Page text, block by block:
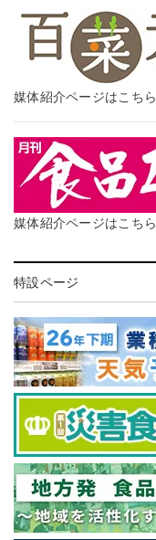
媒体紹介ページはこちら
媒体紹介ページはこちら
特設ページ